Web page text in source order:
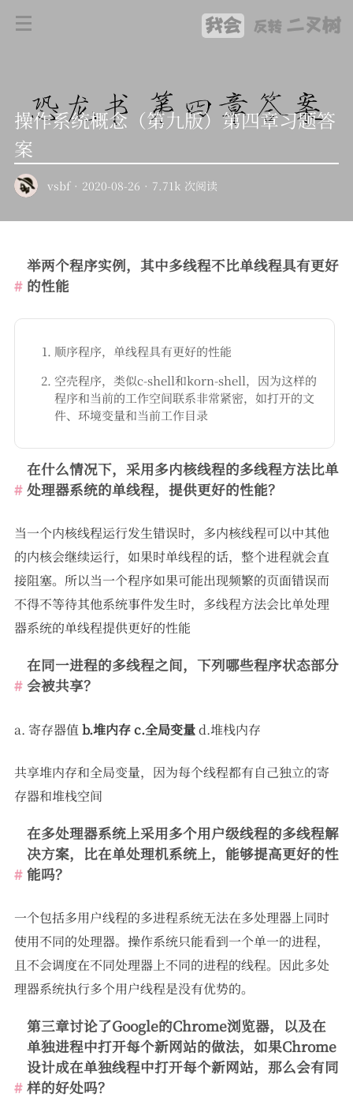
我会 反转 二叉树
操作系统概念（第九版）第四章习题答
案
vsbf · 2020-08-26 · 7.71k 次阅读
举两个程序实例，其中多线程不比单线程具有更好
的性能
顺序程序，单线程具有更好的性能
空壳程序，类似c-shell和korn-shell，因为这样的
程序和当前的工作空间联系非常紧密，如打开的文
件、环境变量和当前工作目录
在什么情况下，采用多内核线程的多线程方法比单
处理器系统的单线程，提供更好的性能？
当一个内核线程运行发生错误时，多内核线程可以中其他
的内核会继续运行，如果时单线程的话，整个进程就会直
接阻塞。所以当一个程序如果可能出现频繁的页面错误而
不得不等待其他系统事件发生时，多线程方法会比单处理
器系统的单线程提供更好的性能
在同一进程的多线程之间，下列哪些程序状态部分
会被共享？
a. 寄存器值 b.堆内存c.全局变量d.堆栈内存
共享堆内存和全局变量，因为每个线程都有自己独立的寄
存器和堆栈空间
在多处理器系统上采用多个用户级线程的多线程解
决方案，比在单处理机系统上，能够提高更好的性
能吗？
一个包括多用户线程的多进程系统无法在多处理器上同时
使用不同的处理器。操作系统只能看到一个单一的进程，
且不会调度在不同处理器上不同的进程的线程。因此多处
理器系统执行多个用户线程是没有优势的。
第三章讨论了Google的Chrome浏览器，以及在
单独进程中打开每个新网站的做法，如果Chrome
设计成在单独线程中打开每个新网站，那么会有同
样的好处吗？